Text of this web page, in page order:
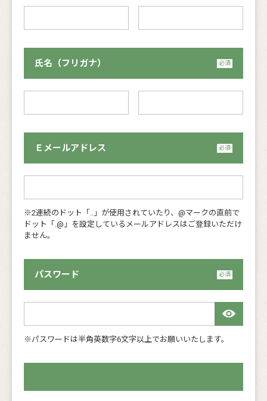
氏名（フリガナ）
Ｅメールアドレス
※2連続のドット「..」が使用されていたり、@マークの直前で
ドット「.@」を設定しているメールアドレスはご登録いただけ
ません。
パスワード
※パスワードは半角英数字6文字以上でお願いいたします。